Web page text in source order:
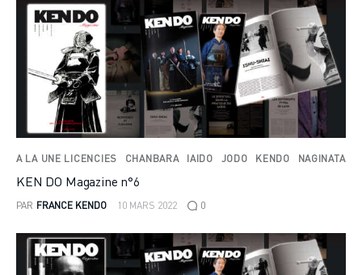
A LA UNE LICENCIES CHANBARA IAIDO JODO KENDO NAGINATA
KEN DO Magazine n°6
PAR FRANCE KENDO 10 MARS 2022 0